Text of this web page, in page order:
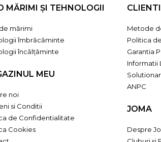
MĂRIMI ȘI TEHNOLOGII
mărimi
îmbrăcăminte
încălțăminte
MEU
noi
si Conditii
de Confidentialitate
Cookies
CLIENTI
Metode
Politica
Garantia
Informatii
ANPC
JOMA
Despre